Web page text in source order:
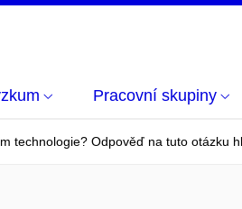
Pracovní skupiny
technologie? Odpověď na tuto otázku